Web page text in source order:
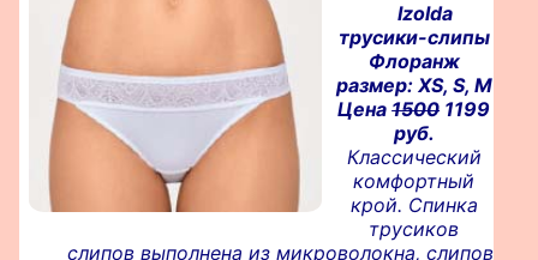
Izolda
трусики-слипы
Флоранж
размер: XS, S, M
Цена15001199
руб.
Классический
комфортный
крой. Спинка
трусиков
слипов выполнена из микроволокна, слипов